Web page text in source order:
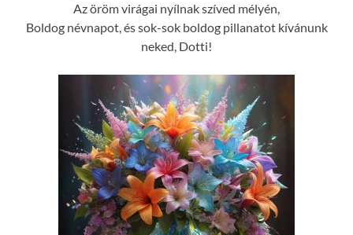
Az öröm virágai nyílnak szíved mélyén,
Boldog névnapot, és sok-sok boldog pillanatot kívánunk
neked, Dotti!